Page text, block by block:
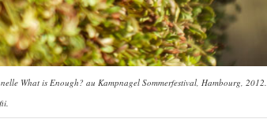
What is Enough? au Kampnagel Sommerfestival, Hambourg, 2012.